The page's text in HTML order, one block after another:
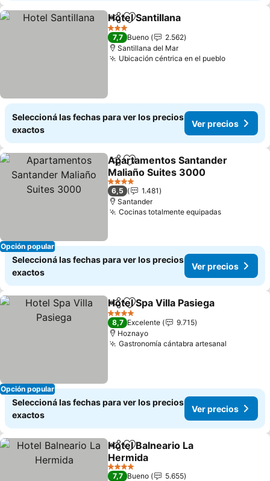
CompartirAñadir a favoritos
Hotel Santillana
3 Estrellas
7,7 Bueno
2.562
Santillana del Mar
Ubicación céntrica en el puebloVer
Seleccioná las fechas para ver los precios
exactos
Ver precios
Opción popular
CompartirAñadir a favoritos
Apartamentos Santander
Maliaño Suites 3000
Ver precios
4 Estrellas
6,5
1.481
Santander
Cocinas totalmente equipadasVer
Seleccioná las fechas para ver los precios
exactos
Ver precios
Opción popular
CompartirAñadir a favoritos
Hotel Spa Villa Pasiega
4 Estrellas
8,7 Excelente
9.715
Hoznayo
Gastronomía cántabra artesanal
Seleccioná las fechas para ver los precios
exactos
Ver precios
CompartirAñadir a favoritos
Hotel Balneario La
Hermida
Ver precios
4 Estrellas
7,7 Bueno
5.655